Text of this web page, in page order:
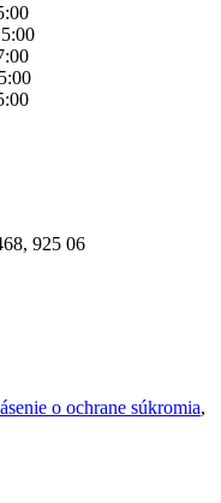
925 06
o ochrane súkromia,